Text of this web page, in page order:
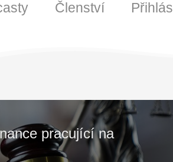
Členství
pracující na